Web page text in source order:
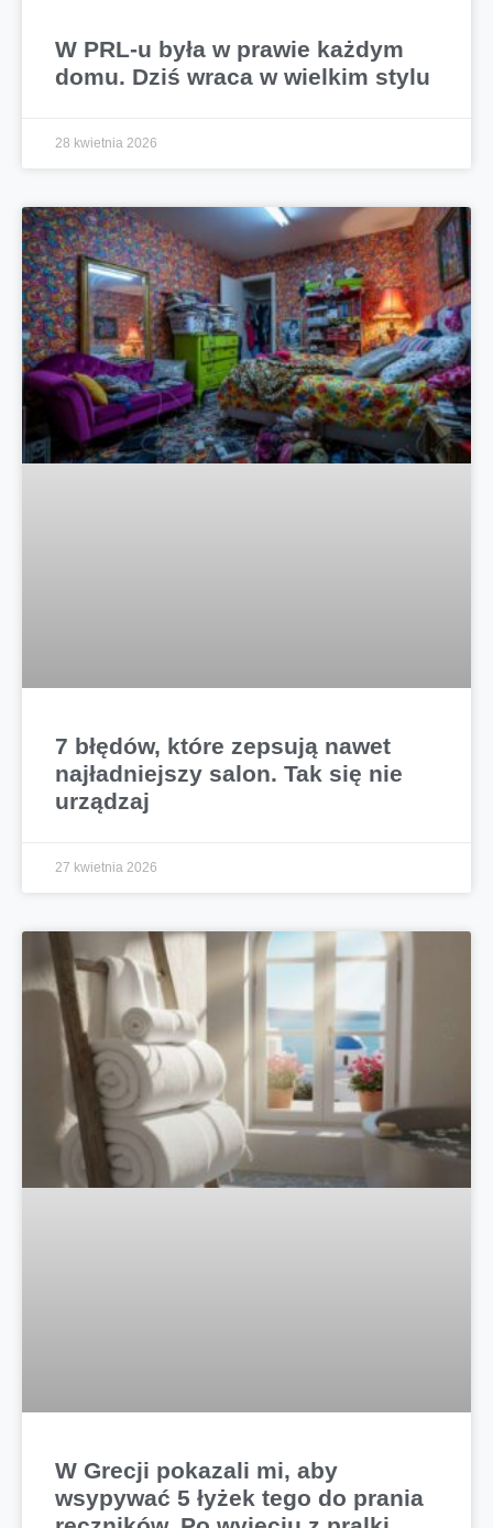
W PRL-u była w prawie każdym
domu. Dziś wraca w wielkim stylu
28 kwietnia 2026
7 błędów, które zepsują nawet
najładniejszy salon. Tak się nie
urządzaj
27 kwietnia 2026
W Grecji pokazali mi, aby
wsypywać 5 łyżek tego do prania